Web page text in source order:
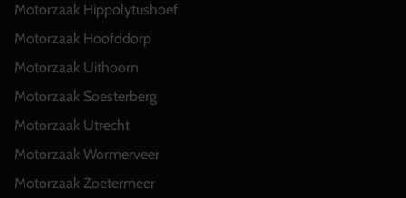
Motorzaak Hippolytushoef
Motorzaak Hoofddorp
Motorzaak Uithoorn
Motorzaak Soesterberg
Motorzaak Utrecht
Motorzaak Wormerveer
Motorzaak Zoetermeer